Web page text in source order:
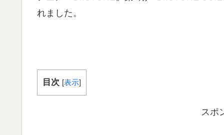
れました。
目次 [表示]
スポ